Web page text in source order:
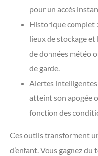
pour un accès
Historique complet :
lieux de stockage et
de données météo
de garde.
Alertes intelligentes
atteint son apogée
fonction des
Ces outils transforment
d’enfant. Vous gagnez du